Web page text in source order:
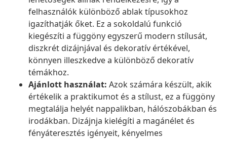
felhasználók különböző ablak típusokhoz
igazíthatják őket. Ez a sokoldalú funkció
kiegészíti a függöny egyszerű modern stílusát,
diszkrét dizájnjával és dekoratív értékével,
könnyen illeszkedve a különböző dekoratív
témákhoz.
Ajánlott használat: Azok számára készült, akik
értékelik a praktikumot és a stílust, ez a függöny
megtalálja helyét nappalikban, hálószobákban és
irodákban. Dizájnja kielégíti a magánélet és
fényáteresztés igényeit, kényelmes